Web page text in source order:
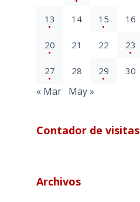
13 14 15 16
20 21 22 23
27 28 29 30
« Mar May »
Contador de visitas
Archivos